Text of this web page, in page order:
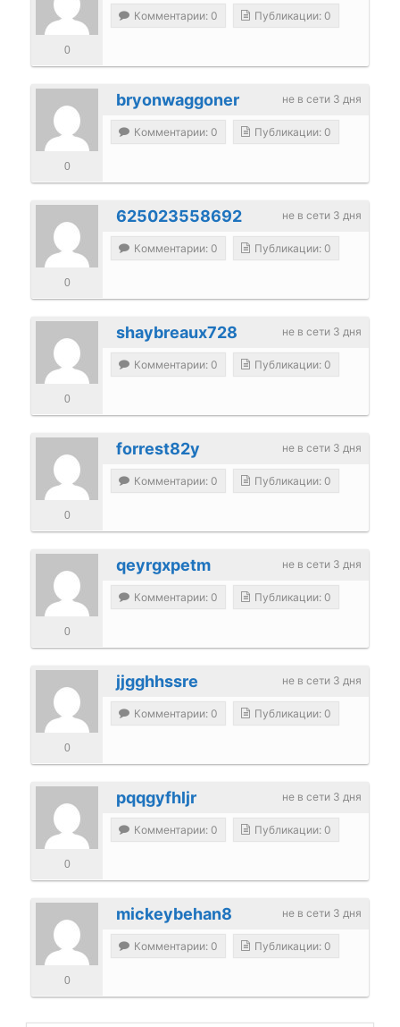
0
Комментарии: 0 Публикации: 0
не в сети 3 дня
bryonwaggoner
0
Комментарии: 0 Публикации: 0
не в сети 3 дня
625023558692
0
Комментарии: 0 Публикации: 0
не в сети 3 дня
shaybreaux728
0
Комментарии: 0 Публикации: 0
не в сети 3 дня
forrest82y
0
Комментарии: 0 Публикации: 0
не в сети 3 дня
qeyrgxpetm
0
Комментарии: 0 Публикации: 0
не в сети 3 дня
jjgghhssre
0
Комментарии: 0 Публикации: 0
не в сети 3 дня
pqqgyfhljr
0
Комментарии: 0 Публикации: 0
не в сети 3 дня
mickeybehan8
0
Комментарии: 0 Публикации: 0